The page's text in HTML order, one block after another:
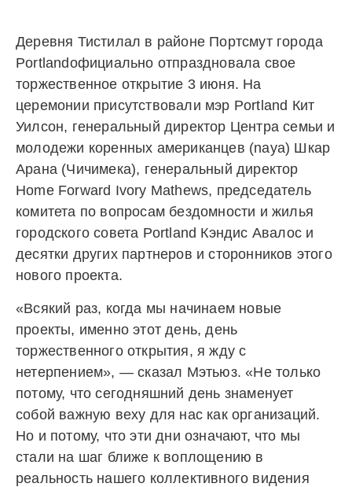
Деревня Тистилал в районе Портсмут города
Portlandофициально отпраздновала свое
торжественное открытие 3 июня. На
церемонии присутствовали мэр Portland Кит
Уилсон, генеральный директор Центра семьи и
молодежи коренных американцев (naya) Шкар
Арана (Чичимека), генеральный директор
Home Forward Ivory Mathews, председатель
комитета по вопросам бездомности и жилья
городского совета Portland Кэндис Авалос и
десятки других партнеров и сторонников этого
нового проекта.
«Всякий раз, когда мы начинаем новые
проекты, именно этот день, день
торжественного открытия, я жду с
нетерпением», — сказал Мэтьюз. «Не только
потому, что сегодняшний день знаменует
собой важную веху для нас как организаций.
Но и потому, что эти дни означают, что мы
стали на шаг ближе к воплощению в
реальность нашего коллективного видения